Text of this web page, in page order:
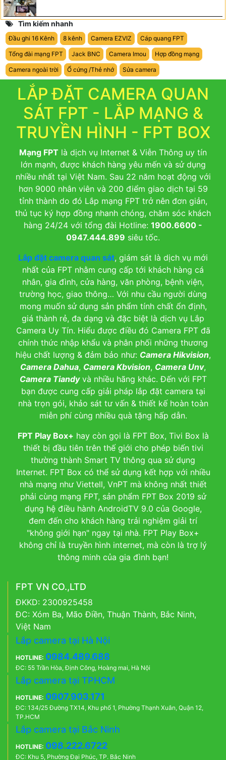
Tìm kiếm nhanh
Đầu ghi 16 Kênh 8 kênh Camera EZVIZ Cáp quang FPT
Tổng đài mạng FPT Jack BNC Camera Imou Hợp đồng mạng
Camera ngoài trời Ổ cứng /Thẻ nhớ Sửa camera
LẮP ĐẶT CAMERA QUAN
SÁT FPT - LẮP MẠNG &
TRUYỀN HÌNH - FPT BOX
Mạng FPT là dịch vụ Internet & Viễn Thông uy tín
lớn mạnh, được khách hàng yêu mến và sử dụng
nhiều nhất tại Việt Nam. Sau 22 năm hoạt động với
hơn 9000 nhân viên và 200 điểm giao dịch tại 59
tỉnh thành do đó Lắp mạng FPT trở nên đơn giản,
thủ tục ký hợp đồng nhanh chóng, chăm sóc khách
hàng 24/24 với tổng đài Hotline: 1900.6600 -
0947.444.899 siêu tốc.
Lắp đặt camera quan sát, giám sát là dịch vụ mới
nhất của FPT nhằm cung cấp tới khách hàng cá
nhân, gia đình, cửa hàng, văn phòng, bệnh viện,
trường học, giao thông… Với nhu cầu người dùng
mong muốn sử dụng sản phẩm tính chất ổn định,
giá thành rẻ, đa dạng và đặc biệt là dịch vụ Lắp
Camera Uy Tín. Hiểu được điều đó Camera FPT đã
chính thức nhập khẩu và phân phối những thương
hiệu chất lượng & đảm bảo như: Camera Hikvision,
Camera Dahua, Camera Kbvision, Camera Unv,
Camera Tiandyvà nhiều hãng khác. Đến với FPT
bạn được cung cấp giải pháp lắp đặt camera tại
nhà trọn gói, khảo sát tư vấn & thiết kế hoàn toàn
miễn phí cùng nhiều quà tặng hấp dẫn.
FPT Play Box+ hay còn gọi là FPT Box, Tivi Box là
thiết bị đầu tiên trên thế giới cho phép biến tivi
thường thành Smart TV thông qua sử dụng
Internet. FPT Box có thể sử dụng kết hợp với nhiều
nhà mạng như Viettell, VnPT mà không nhất thiết
phải cùng mạng FPT, sản phẩm FPT Box 2019 sử
dụng hệ điều hành AndroidTV 9.0 của Google,
đem đến cho khách hàng trải nghiệm giải trí
"không giới hạn" ngay tại nhà. FPT Play Box+
không chỉ là truyền hình internet, mà còn là trợ lý
thông minh của gia đình bạn!
FPT VN CO.,LTD
ĐKKD: 2300925458
ĐC: Xóm Ba, Mão Điền, Thuận Thành, Bắc Ninh,
Việt Nam
Lắp camera tại Hà Nội
HOTLINE: 0984.489.688
ĐC: 55 Trần Hòa, Định Công, Hoàng mai, Hà Nội
Lắp camera tại TPHCM
HOTLINE: 0907.903.171
ĐC: 134/25 Đường TX14, Khu phố 1, Phường Thạnh Xuân, Quận 12,
TP.HCM
Lắp camera tại Bắc Ninh
HOTLINE: 098.222.6722
ĐC: Khu 5, Phường Đại Phúc, TP. Bắc Ninh